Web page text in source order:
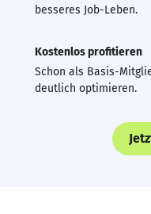
besseres Job-Leben.
Kostenlos profitieren
Schon als Basis-
deutlich optimieren.